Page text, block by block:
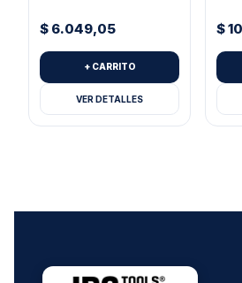
$ 6.049,05
+ CARRITO
VER DETALLES
$